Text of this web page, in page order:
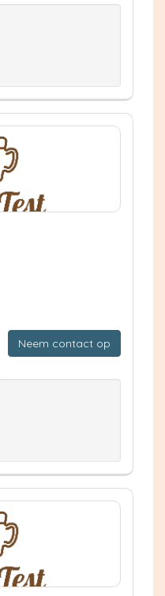
Neem contact op